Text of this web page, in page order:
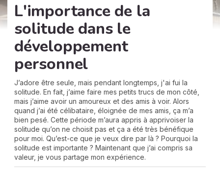
L'importance de la
solitude dans le
développement
personnel
J’adore être seule, mais pendant longtemps, j'ai fui la
solitude. En fait, j’aime faire mes petits trucs de mon côté,
mais j’aime avoir un amoureux et des amis à voir. Alors
quand j’ai été célibataire, éloignée de mes amis, ça m’a
bien pesé. Cette période m’aura appris à apprivoiser la
solitude qu’on ne choisit pas et ça a été très bénéfique
pour moi. Qu’est-ce que je veux dire par là ? Pourquoi la
solitude est importante ? Maintenant que j’ai compris sa
valeur, je vous partage mon expérience.